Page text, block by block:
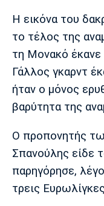
Πολιτισμός
Τραγούδια
Cine Spot
Running
Παρασκήνιο
Πρόγραμμα TV
Ιωνικός
Μπαρτσελόνα
Η εικόνα του
το τέλος της
τη Μονακό έκανε
Γάλλος γκαρντ
ήταν ο μόνος
βαρύτητα της
Ο προπονητής
Σπανούλης είδε
παρηγόρησε,
τρεις